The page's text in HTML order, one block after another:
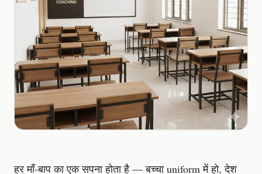
हर माँ-बाप का एक सपना होता है — बच्चा uniform में हो, देश